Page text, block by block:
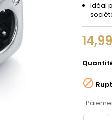
idéal
